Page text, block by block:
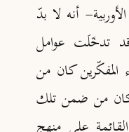
أنه لا بدّ
تدخّلَت عوامل
المفكّرين كان من
من ضمن تلك